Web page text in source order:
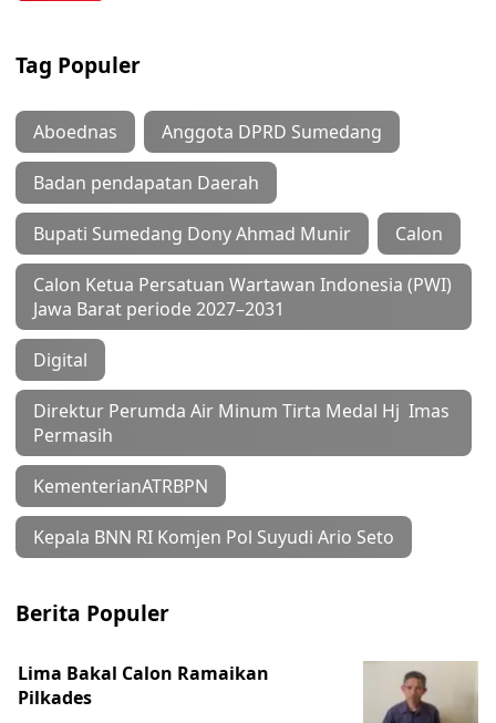
Tag Populer
Aboednas Anggota DPRD Sumedang
Badan pendapatan Daerah
Bupati Sumedang Dony Ahmad Munir Calon
Calon Ketua Persatuan Wartawan Indonesia (PWI)
Jawa Barat periode 2027–2031
Digital
Direktur Perumda Air Minum Tirta Medal Hj Imas
Permasih
KementerianATRBPN
Kepala BNN RI Komjen Pol Suyudi Ario Seto
Berita Populer
Lima Bakal Calon Ramaikan
Pilkades